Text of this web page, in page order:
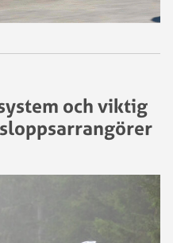
och viktig